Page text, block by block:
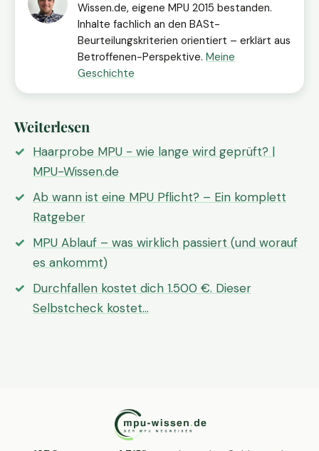
Wissen.de, eigene MPU 2015 bestanden.
Inhalte fachlich an den BASt-
Beurteilungskriterien orientiert – erklärt aus
Betroffenen-Perspektive. Meine
Geschichte
Weiterlesen
Haarprobe MPU - wie lange wird geprüft? |
MPU-Wissen.de
Ab wann ist eine MPU Pflicht? – Ein komplett
Ratgeber
MPU Ablauf – was wirklich passiert (und worauf
es ankommt)
Durchfallen kostet dich 1.500 €. Dieser
Selbstcheck kostet…